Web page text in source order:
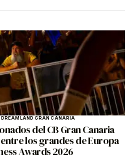
DREAMLAND GRAN CANARIA
del CB Gran Canaria
los grandes de Europa
Awards 2026